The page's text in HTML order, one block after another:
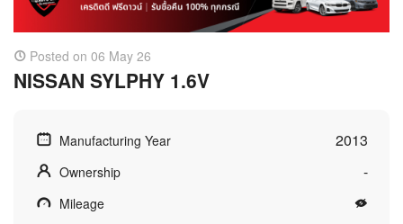
Posted on 06 May 26
NISSAN SYLPHY 1.6V
Manufacturing Year 2013
Ownership -
Mileage